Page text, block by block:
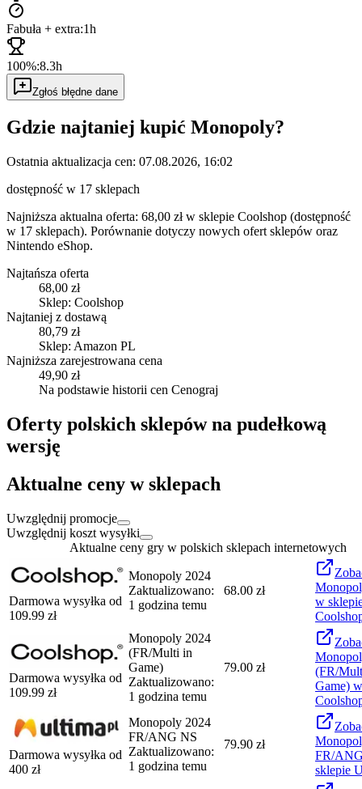
Fabuła + extra:1h
100%:8.3h
Zgłoś błędne dane
Gdzie najtaniej kupić Monopoly?
Ostatnia aktualizacja cen: 07.08.2026, 16:02
dostępność w 17 sklepach
Najniższa aktualna oferta: 68,00 zł w sklepie Coolshop (dostępność
w 17 sklepach). Porównanie dotyczy nowych ofert sklepów oraz
Nintendo eShop.
Najtańsza oferta
68,00 zł
Sklep: Coolshop
Najtaniej z dostawą
80,79 zł
Sklep: Amazon PL
Najniższa zarejestrowana cena
49,90 zł
Na podstawie historii cen Cenograj
Oferty polskich sklepów na pudełkową
wersję
Aktualne ceny w sklepach
Uwzględnij promocje
Uwzględnij koszt wysyłki
Aktualne ceny gry w polskich sklepach internetowych
Darmowa wysyłka od
109.99 zł
Monopoly 2024
Zaktualizowano:
1 godzina temu
68.00 zł
w
Darmowa wysyłka od
109.99 zł
Monopoly 2024
(FR/Multi in
Game)
Zaktualizowano:
1 godzina temu
79.00 zł
(FR/
Game)
Darmowa wysyłka od
400 zł
Monopoly 2024
FR/ANG NS
Zaktualizowano:
1 godzina temu
79.90 zł
FR/
sklepie